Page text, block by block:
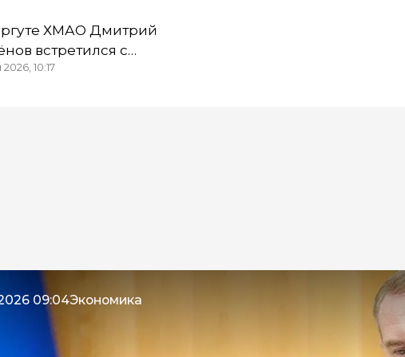
ХМАО Дмитрий
встретился с
ТОСов
10:17
09:04Экономика